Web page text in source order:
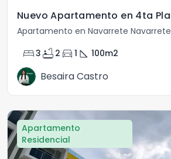
Apartamento en Navarrete Navarrete
bed3 bathtub 2 directions_car 1 square_foot 100m2
Besaira Castro
Apartamento
Residencial